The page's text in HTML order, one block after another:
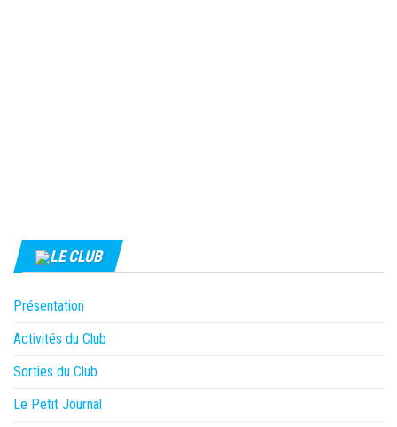
LE CLUB
Présentation
Activités du Club
Sorties du Club
Le Petit Journal